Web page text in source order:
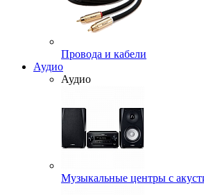
Провода и кабели
Аудио
Аудио
Музыкальные центры с